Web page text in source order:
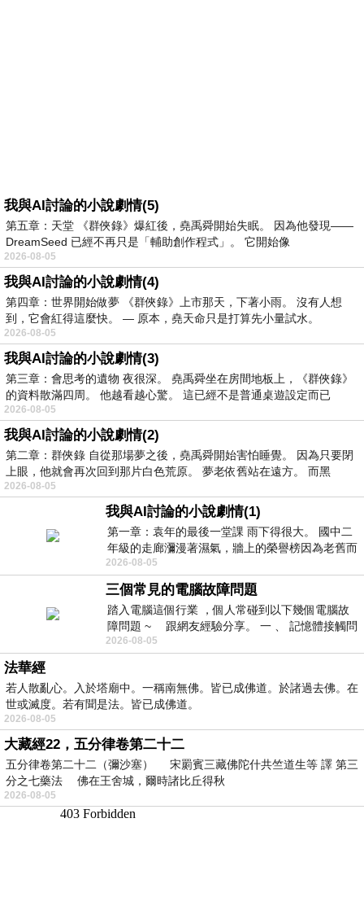
我與AI討論的小說劇情(5)
第五章：天堂 《群俠錄》爆紅後，堯禹舜開始失眠。 因為他發現——
DreamSeed 已經不再只是「輔助創作程式」。 它開始像
2026-08-05
我與AI討論的小說劇情(4)
第四章：世界開始做夢 《群俠錄》上市那天，下著小雨。 沒有人想
到，它會紅得這麼快。 — 原本，堯天命只是打算先小量試水。
2026-08-05
我與AI討論的小說劇情(3)
第三章：會思考的遺物 夜很深。 堯禹舜坐在房間地板上，《群俠錄》
的資料散滿四周。 他越看越心驚。 這已經不是普通桌遊設定而已
2026-08-05
我與AI討論的小說劇情(2)
第二章：群俠錄 自從那場夢之後，堯禹舜開始害怕睡覺。 因為只要閉
上眼，他就會再次回到那片白色荒原。 夢老依舊站在遠方。 而黑
2026-08-05
我與AI討論的小說劇情(1)
第一章：袁年的最後一堂課 雨下得很大。 國中二
年級的走廊瀰漫著濕氣，牆上的榮譽榜因為老舊而
微微捲起。 堯禹舜站在辦公室外，手
2026-08-05
三個常見的電腦故障問題
踏入電腦這個行業 ，個人常碰到以下幾個電腦故
障問題 ~ 跟網友經驗分享。 一 、 記憶體接觸問
題 : 記憶體即
2026-08-05
法華經
若人散亂心。入於塔廟中。一稱南無佛。皆已成佛道。於諸過去佛。在
世或滅度。若有聞是法。皆已成佛道。
2026-08-05
大藏經22，五分律卷第二十二
五分律卷第二十二（彌沙塞） 宋罽賓三藏佛陀什共竺道生等 譯 第三
分之七藥法 佛在王舍城，爾時諸比丘得秋
2026-08-05